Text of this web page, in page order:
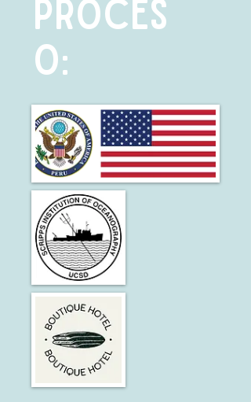
PROCES
O: